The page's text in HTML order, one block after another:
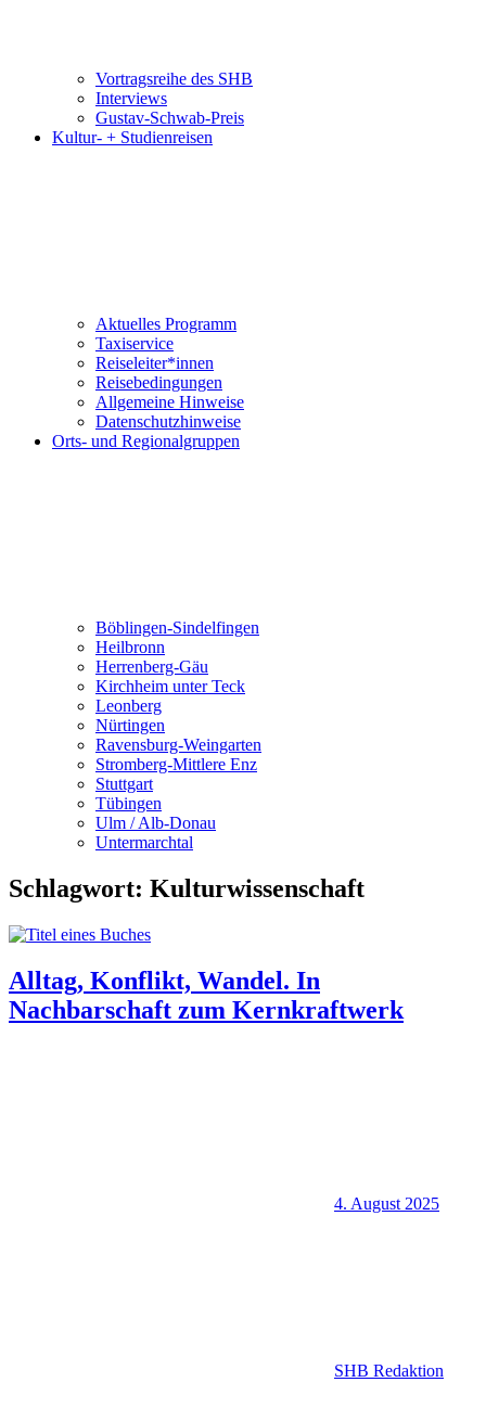
Vortragsreihe des SHB
Interviews
Gustav-Schwab-Preis
Kultur- + Studienreisen
Aktuelles Programm
Taxiservice
Reiseleiter*innen
Reisebedingungen
Allgemeine Hinweise
Datenschutzhinweise
Orts- und Regionalgruppen
Böblingen-Sindelfingen
Heilbronn
Herrenberg-Gäu
Kirchheim unter Teck
Leonberg
Nürtingen
Ravensburg-Weingarten
Stromberg-Mittlere Enz
Stuttgart
Tübingen
Ulm / Alb-Donau
Untermarchtal
Schlagwort: Kulturwissenschaft
Alltag, Konflikt, Wandel. In
Nachbarschaft zum Kernkraftwerk
4. August 2025
SHB Redaktion